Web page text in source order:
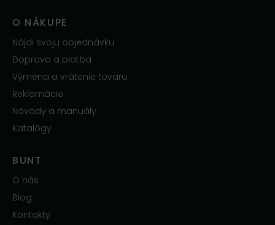
O NÁKUPE
Nájdi svoju objednávku
Doprava a platba
Výmena a vrátenie tovaru
Reklamácie
Návody a manuály
Katalógy
BUNT
O nás
Blog
Kontakty